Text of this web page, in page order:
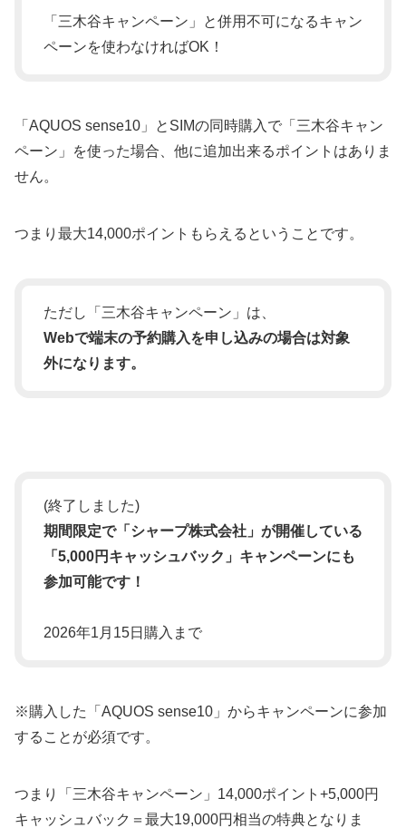
「三木谷キャンペーン」と併用不可になるキャン
ペーンを使わなければOK！
「AQUOS sense10」とSIMの同時購入で「三木谷キャン
ペーン」を使った場合、他に追加出来るポイントはありま
せん。
つまり最大14,000ポイントもらえるということです。
ただし「三木谷キャンペーン」は、
Webで端末の予約購入を申し込みの場合は対象
外になります。
(終了しました)
期間限定で「シャープ株式会社」が開催している
「5,000円キャッシュバック」キャンペーンにも
参加可能です！
2026年1月15日購入まで
※購入した「AQUOS sense10」からキャンペーンに参加
することが必須です。
つまり「三木谷キャンペーン」14,000ポイント+5,000円
キャッシュバック＝最大19,000円相当の特典となりま